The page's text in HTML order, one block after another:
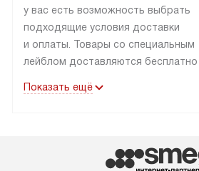
у вас есть возможность выбрать
подходящие условия доставки
и оплаты. Товары со специальным
лейблом доставляются бесплатно
до подъезда. Доставка за пределы
маркировку «в наличии», может
быть отправлен покупателю
Показать ещё